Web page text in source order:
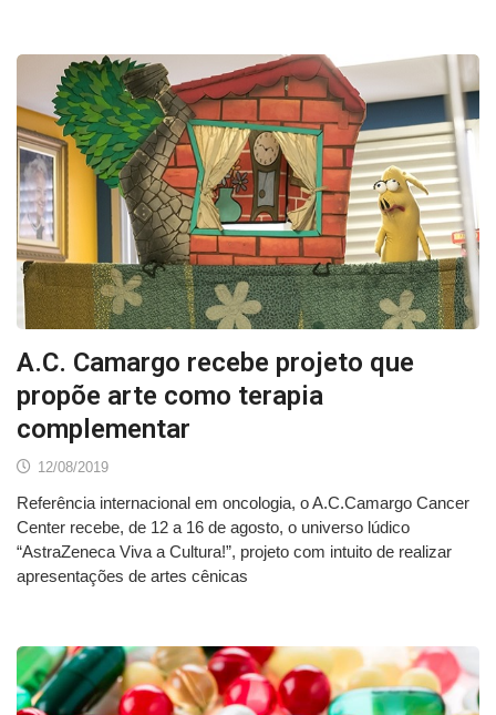
A.C. Camargo recebe projeto que
propõe arte como terapia
complementar
12/08/2019
Referência internacional em oncologia, o A.C.Camargo Cancer
Center recebe, de 12 a 16 de agosto, o universo lúdico
“AstraZeneca Viva a Cultura!”, projeto com intuito de realizar
apresentações de artes cênicas